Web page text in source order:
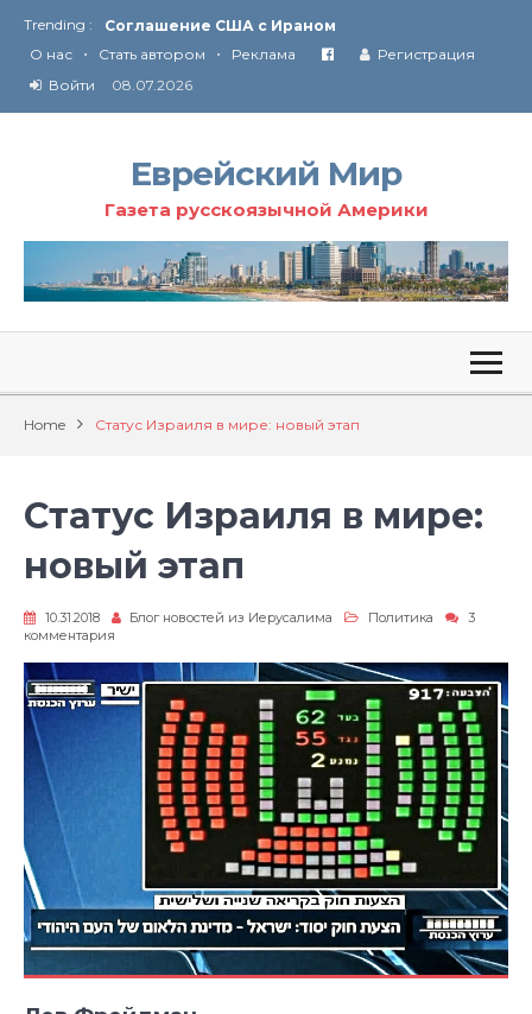
Trending :
Соглашение США с Ираном
Технология Революции в Иране
О нас • Стать автором • Реклама
Регистрация
Войти
08.07.2026
Еврейский Мир
Газета русскоязычной Америки
Home Статус Израиля в мире: новый этап
Статус Израиля в мире:
новый этап
10.31.2018 Блог новостей из Иерусалима Политика
3
комментария
Статус
Израиля
в
новый